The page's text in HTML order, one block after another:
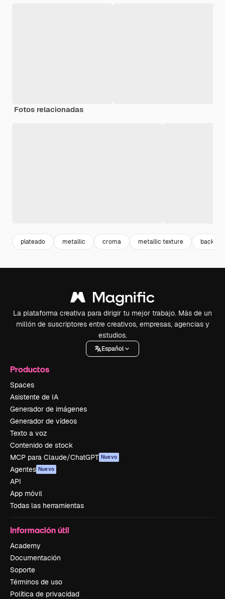
Fotos relacionadas
plateado metallic croma metallic texture
La plataforma creativa para dirigir tu mejor trabajo. Más de un
millón de suscriptores entre creativos, empresas, agencias y
estudios.
Español
Productos
Spaces
Asistente de IA
Generador de imágenes
Generador de vídeos
Texto a voz
Contenido de stock
MCP para Claude/ChatGPT Nuevo
Agentes Nuevo
API
App móvil
Todas las herramientas
Información útil
Academy
Documentación
Soporte
Términos de uso
Política de privacidad